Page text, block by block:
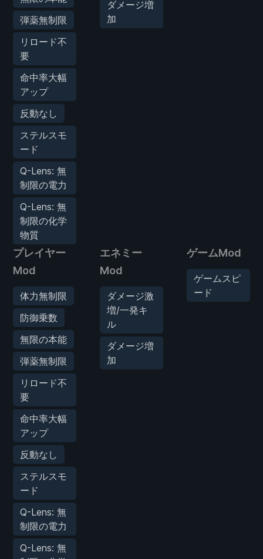
弾薬無制限
リロード不
要
命中率大幅
アップ
反動なし
ステルスモ
ード
Q-Lens: 無
制限の電力
Q-Lens: 無
制限の化学
物質
ダメージ増
加
プレイヤー
Mod
体力無制限
防御乗数
無限の本能
弾薬無制限
リロード不
要
命中率大幅
アップ
反動なし
ステルスモ
ード
Q-Lens: 無
制限の電力
Q-Lens: 無
エネミー
Mod
ダメージ激
増/一発キ
ル
ダメージ増
加
ゲームMod
ゲームスピ
ード